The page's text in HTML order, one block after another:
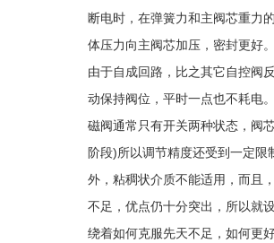
断电时，在弹簧力和主阀芯重力
体压力向主阀芯加压，密封更好
由于自成回路，比之其它自控阀
动保持阀位，平时一点也不耗电
磁阀通常只有开关两种状态，阀
阶段)所以调节精度还受到一定
外，粘稠状介质不能适用，而且
不足，优点仍十分突出，所以就
绕着如何克服先天不足，如何更